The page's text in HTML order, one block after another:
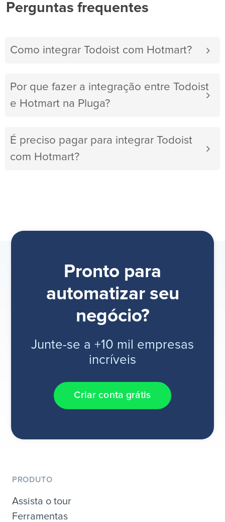
Perguntas frequentes
Como integrar Todoist com Hotmart?
Por que fazer a integração entre Todoist
e Hotmart na Pluga?
É preciso pagar para integrar Todoist
com Hotmart?
Pronto para
automatizar seu
negócio?
Junte-se a +10 mil empresas
incríveis
Criar conta grátis
PRODUTO
Assista o tour
Ferramentas